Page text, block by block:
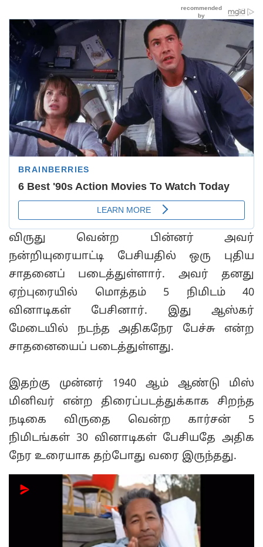
விருது வென்ற பின்னர் அவர்
நன்றியுரையாட்டி பேசியதில் ஒரு புதிய
சாதனைப் படைத்துள்ளார். அவர் தனது
ஏற்புரையில் மொத்தம் 5 நிமிடம் 40
வினாடிகள் பேசினார். இது ஆஸ்கர்
மேடையில் நடந்த அதிகநேர பேச்சு என்ற
சாதனையைப் படைத்துள்ளது.
இதற்கு முன்னர் 1940 ஆம் ஆண்டு மிஸ்
மினிவர் என்ற திரைப்படத்துக்காக சிறந்த
நடிகை விருதை வென்ற கார்சன் 5
நிமிடங்கள் 30 வினாடிகள் பேசியதே அதிக
நேர உரையாக தற்போது வரை இருந்தது.